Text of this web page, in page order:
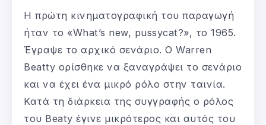
Η πρώτη κινηματογραφική του παραγωγή
ήταν το «What’s new, pussycat?», το 1965.
Έγραψε το αρχικό σενάριο. Ο Warren
Beatty ορίσθηκε να ξαναγράψει το σενάριο
και να έχει ένα μικρό ρόλο στην ταινία.
Κατά τη διάρκεια της συγγραφής ο ρόλος
του Beaty έγινε μικρότερος και αυτός του